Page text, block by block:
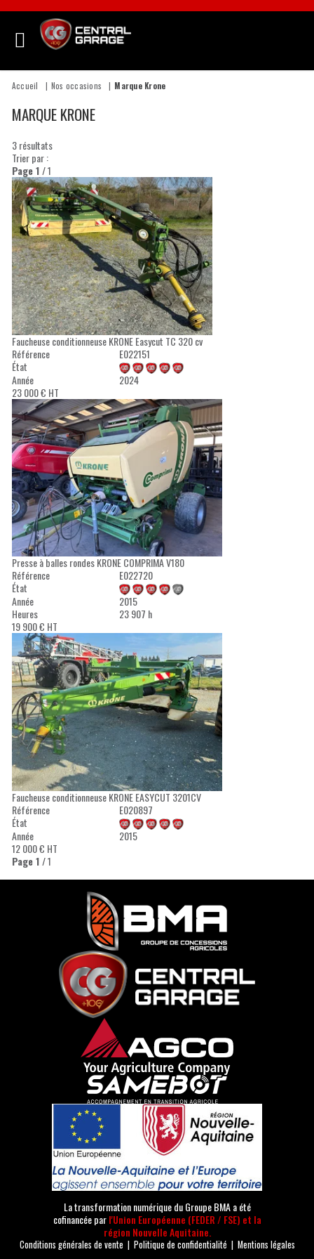
Accueil Nos occasions Marque Krone
MARQUE KRONE
3 résultats
Trier par :
Page 1 / 1
Faucheuse conditionneuse KRONE Easycut TC 320 cv
Référence
E022151
État
Année
2024
23 000€ HT
Presse à balles rondes KRONE COMPRIMA V180
Référence
E022720
État
Année
2015
Heures
23 907 h
19 900€ HT
Faucheuse conditionneuse KRONE EASYCUT 3201CV
Référence
E020897
État
Année
2015
12 000€ HT
Page 1 / 1
La transformation numérique du Groupe BMA a été
cofinancée parl'Union Européenne (FEDER / FSE) et la
région Nouvelle Aquitaine.
Conditions générales de vente | Politique de confidentialité | Mentions légales